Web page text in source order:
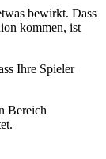
bewirkt. Dass
kommen, ist
Ihre Spieler
Bereich